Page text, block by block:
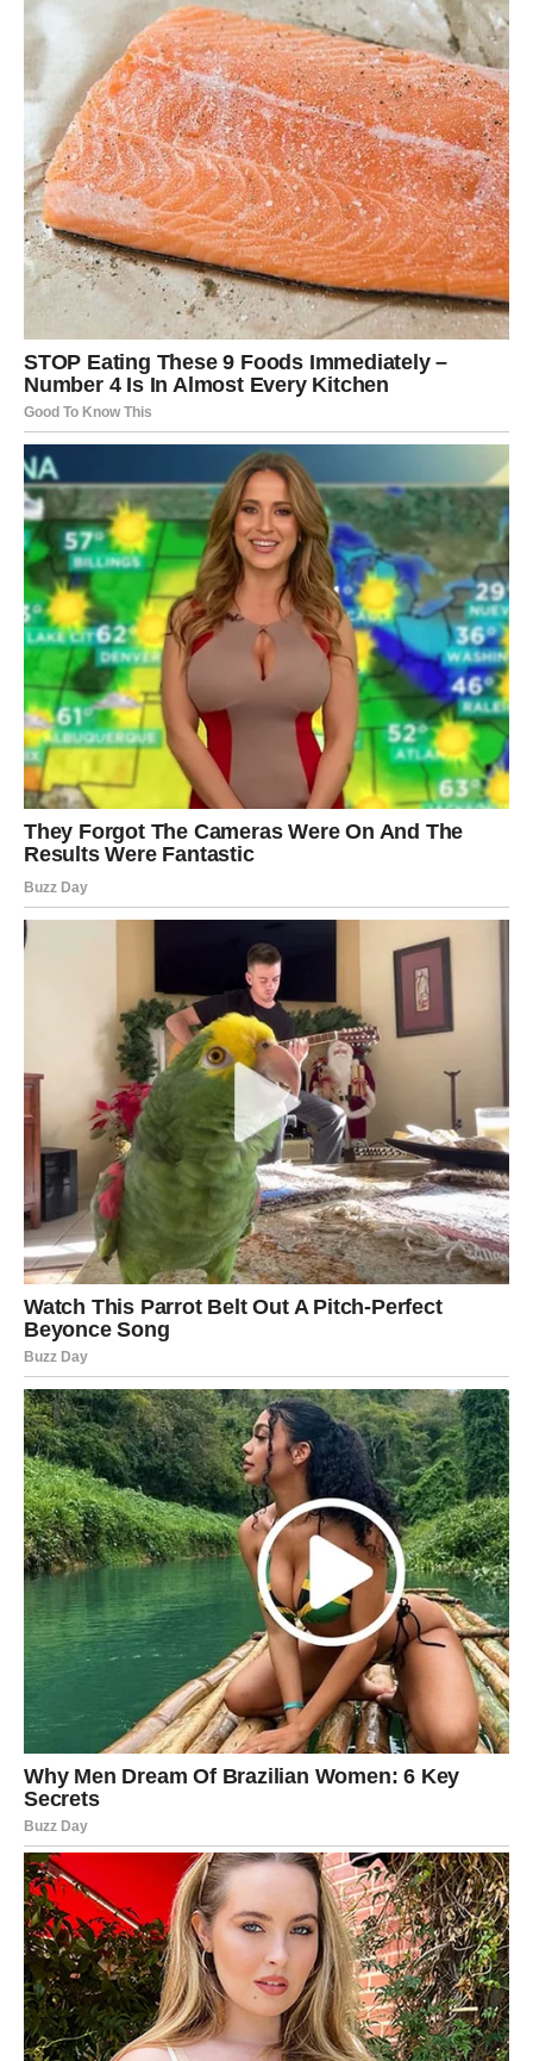
Vaš zadatak nije da kontrolišete tuđe reakcije, već da zaštitite
sebe. Kada ostanete dosljedni, većina ljudi će ili promijeniti
način komunikacije ili se povući. U suprotnom, barem ćete
jasno pokazati da niste neko ko će tolerisati loše ponašanje.
Zašto je postavljanje granica
važno
Postavljanje granica nije znak slabosti niti konfliktne prirode –
naprotiv, to je znak samopoštovanja. Kada jasno definišete šta
prihvatate, a šta ne, šaljete poruku da cijenite sebe i svoje
S vremenom, ovakav pristup mijenja način na koji vas drugi
doživljavaju. Prestajete biti “sigurna meta” za one koji testiraju
granice i počinjete graditi zdravije odnose.
Unutrašnja promjena koja dolazi
s granicama
Jedna od najvećih koristi postavljanja granica je unutrašnji mir.
Nestaje onaj osjećaj krivnje i preispitivanja nakon neprijatnih
situacija. Više ne razmišljate o tome šta ste trebali reći, jer
znate da ste reagovali na vrijeme.
Osim toga, raste i osjećaj lične vrijednosti. Svaki put kada
zauzmete stav na smiren i dostojanstven način, jačate svoje
samopouzdanje.
Tišina kao dodatni alat
Ponekad je najmoćniji odgovor upravo – ništa više. Nakon što
jasno postavite granicu, nema potrebe za dodatnim
objašnjavanjem ili raspravom. Kratka pauza u komunikaciji
može imati snažniji efekat od dugih rečenica.
Ta tišina govori: “Rekao/la sam dovoljno i stojim iza toga.”
Granice kao čin samopoštovanja
Na kraju, važno je zapamtiti da postavljanje granica nije
usmjereno protiv drugih ljudi, već u korist vas samih. To je
način da zaštitite svoje mentalno zdravlje, energiju i
dostojanstvo.
Jednostavna rečenica poput“Nemoj tako govoriti”može biti
prekretnica u načinu na koji komunicirate s drugima. Ona ne
mijenja nužno druge ljude, ali mijenja njihov pristup prema
vama.
A upravo u tome i jeste njena najveća vrijednost.
Oglasi